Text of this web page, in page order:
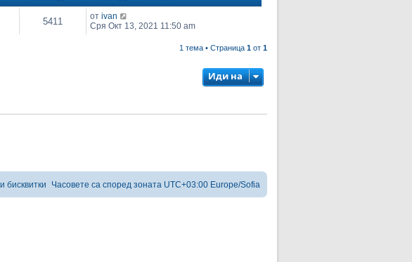
5411 от ivan
Сря Окт 13, 2021 11:50 am
1 тема • Страница 1 от 1
Иди на
Часовете са според зоната UTC+03:00 Europe/Sofia
бисквитки